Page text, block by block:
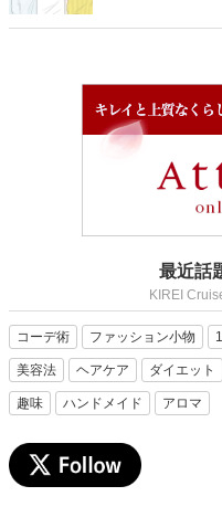
最近話
KIREI
コーデ術 ファッション小物
美容法 ヘアケア ダイエット
趣味 ハンドメイド アロマ